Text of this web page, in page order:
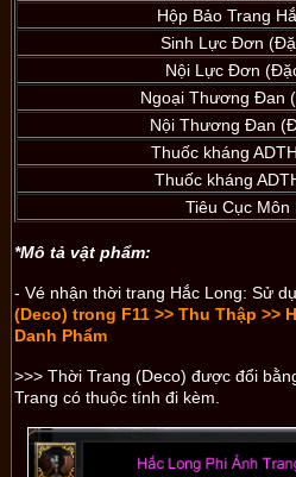
Hộp Bảo Trang
Sinh Lực Đơn
Nội Lực Đơn
Ngoại Thương Đan
Nội Thương Đan
Thuốc kháng
Thuốc kháng
Tiêu Cục Môn
*Mô tả vật phẩm:
-Vé nhận thời trang Hắc Long: Sử
(Deco) trong F11 >> Thu Thập >>
Danh Phẩm
>>> Thời Trang (Deco) được đổi
Trang có thuộc tính đi kèm.